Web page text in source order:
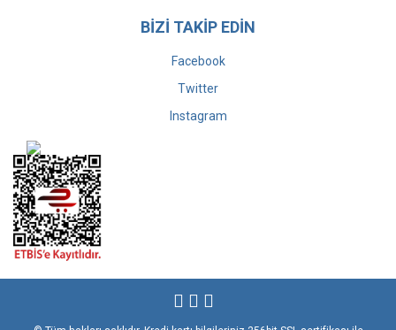
BİZİ TAKİP EDİN
Facebook
Twitter
Instagram